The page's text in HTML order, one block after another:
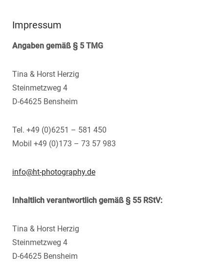
Impressum
Angaben gemäß § 5 TMG
Tina & Horst Herzig
Steinmetzweg 4
D-64625 Bensheim
Tel. +49 (0)6251 – 581 450
Mobil +49 (0)173 – 73 57 983
info@ht-photography.de
Inhaltlich verantwortlich gemäß § 55 RStV:
Tina & Horst Herzig
Steinmetzweg 4
D-64625 Bensheim